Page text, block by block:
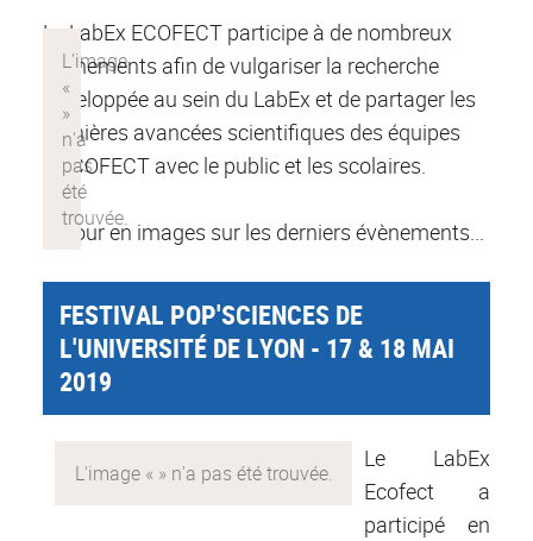
Le LabEx ECOFECT participe à de nombreux
évènements afin de vulgariser la recherche
développée au sein du LabEx et de partager les
dernières avancées scientifiques des équipes
d'ECOFECT avec le public et les scolaires.
Retour en images sur les derniers évènements...
FESTIVAL POP'SCIENCES DE
L'UNIVERSITÉ DE LYON - 17 & 18 MAI
2019
Le LabEx
Ecofect a
participé en